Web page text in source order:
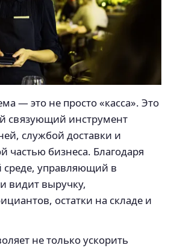
— это не просто «касса». Это
связующий инструмент
службой доставки и
частью бизнеса. Благодаря
управляющий в
видит выручку,
остатки на складе и
не только ускорить